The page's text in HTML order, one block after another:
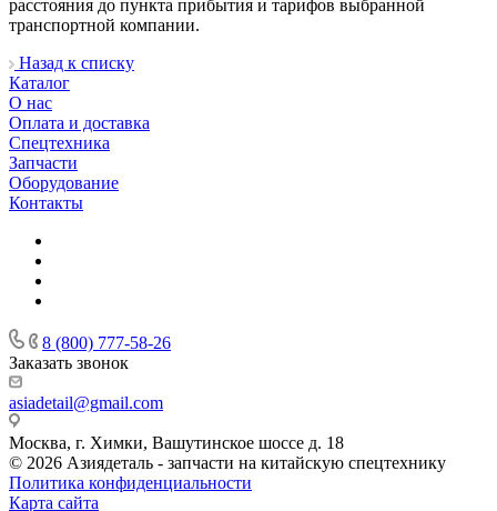
расстояния до пункта прибытия и тарифов выбранной
транспортной компании.
Назад к списку
Каталог
О нас
Оплата и доставка
Спецтехника
Запчасти
Оборудование
Контакты
8 (800) 777-58-26
Заказать звонок
asiadetail@gmail.com
Москва, г. Химки, Вашутинское шоссе д. 18
© 2026 Азиядеталь - запчасти на китайскую спецтехнику
Политика конфиденциальности
Карта сайта